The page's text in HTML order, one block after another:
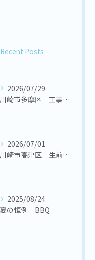
Recent Posts
2026/07/29
川崎市多摩区 工事会社様 置き場の不用品回収
2026/07/01
川崎市高津区 生前整理
2025/08/24
夏の恒例 BBQ